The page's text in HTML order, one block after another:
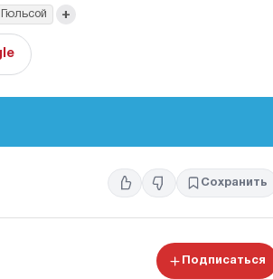
+
Сохранить
Подписаться